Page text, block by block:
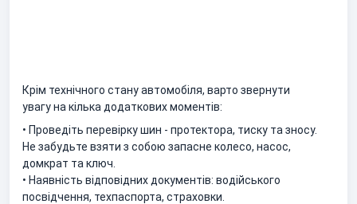
Крім технічного стану автомобіля, варто звернути
увагу на кілька додаткових моментів:
• Проведіть перевірку шин - протектора, тиску та зносу.
Не забудьте взяти з собою запасне колесо, насос,
домкрат та ключ.
• Наявність відповідних документів: водійського
посвідчення, техпаспорта, страховки.